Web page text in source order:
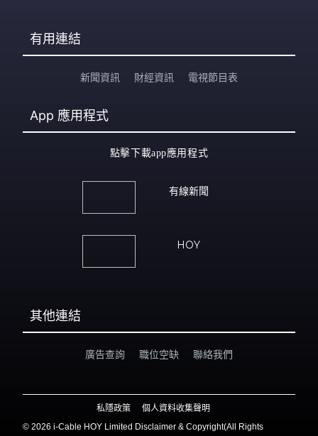
有用連結
新聞資訊 財經資訊 電視節目表
App 應用程式
點擊下載app應用程式
有線新聞
HOY
其他連結
廣告查詢 職位空缺 聯絡我們
私隱政策
個人資料收集聲明
© 2026 i-Cable HOY Limited Disclaimer & Copyright(All Rights